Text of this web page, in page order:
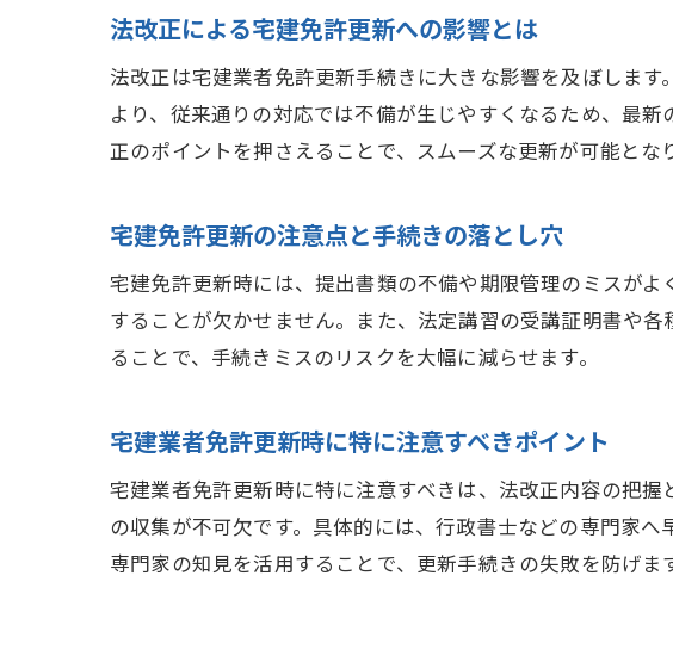
宅建
宅建
宅建法定
宅建
宅建
更新しな
宅建
宅建
宅建
法改正による宅建免許更新への影響とは
法改正は宅建業者免許更新手続きに大きな影響を及ぼしま
より、従来通りの対応では不備が生じやすくなるため、最
正のポイントを押さえることで、スムーズな更新が可能とな
宅建免許更新の注意点と手続きの落とし穴
宅建免許更新時には、提出書類の不備や期限管理のミスが
することが欠かせません。また、法定講習の受講証明書や
ることで、手続きミスのリスクを大幅に減らせます。
宅建業者免許更新時に特に注意すべきポイント
宅建業者免許更新時に特に注意すべきは、法改正内容の把
の収集が不可欠です。具体的には、行政書士などの専門家
専門家の知見を活用することで、更新手続きの失敗を防げま